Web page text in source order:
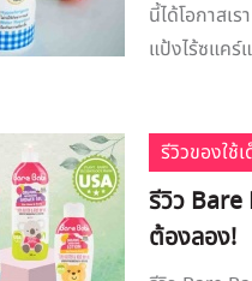
นี้ได้โอกาสเ
แป้งไร้ซแคร์
รีวิวของใช้
รีวิว Bare
ต้องลอง!